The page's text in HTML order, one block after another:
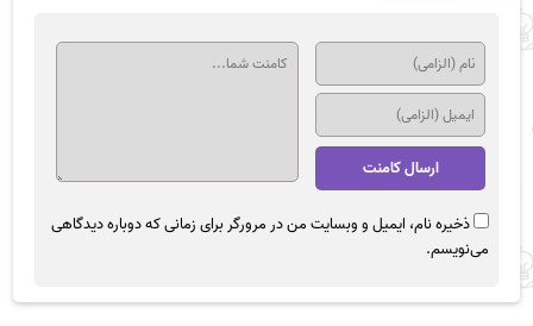
ذخیره نام، ایمیل و وبسایت من در مرورگر برای زمانی که دوباره دیدگاهی
می‌نویسم.